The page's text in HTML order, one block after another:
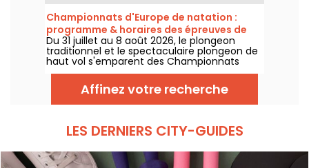
Aquatique Olympique vous attend pour
encourager nos nageurs. Voici toutes les
informations à connaître sur la compétition
et les épreuves !
Championnats d'Europe de natation :
programme & horaires des épreuves de
plongeon et de haut vol
Du 31 juillet au 8 août 2026, le plongeon
traditionnel et le spectaculaire plongeon de
haut vol s'emparent des Championnats
d'Europe de natation. Entre le bassin
olympique de Saint-Denis et le cadre
naturel de la Seine, les meilleurs plongeurs
du continent vont s'élancer pour des figures
Affinez votre recherche
LES DERNIERS CITY-GUIDES